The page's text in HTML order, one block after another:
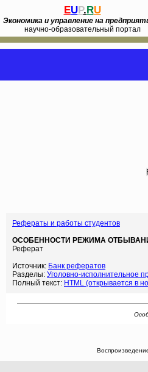
EUP.RU
Экономика и управление на
научно-образовательный портал
Рефераты и работы студентов
ОСОБЕННОСТИ РЕЖИМА
Реферат
Источник: Банк рефератов
Разделы: Уголовно-исполнительное
Полный текст: HTML (открывается в